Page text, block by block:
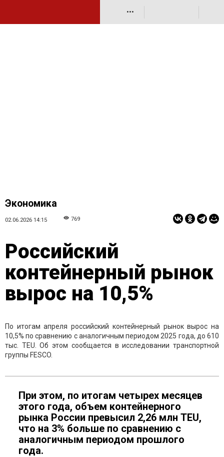
•••
Экономика
02.06.2026 14:15 769
Российский
контейнерный рынок
вырос на 10,5%
По итогам апреля российский контейнерный рынок вырос на
10,5% по сравнению с аналогичным периодом 2025 года, до 610
тыс. TEU. Об этом сообщается в исследовании транспортной
группы FESCO.
При этом, по итогам четырех месяцев
этого года, объем контейнерного
рынка России превысил 2,26 млн TEU,
что на 3% больше по сравнению с
аналогичным периодом прошлого
года.